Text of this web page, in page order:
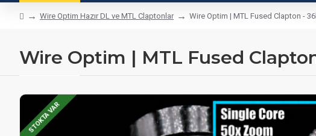
Wire Optim Hazır DL ve MTL Claptonlar Wire Optim | MTL Fused Clapton -
Wire Optim | MTL Fused
STOKTA VAR